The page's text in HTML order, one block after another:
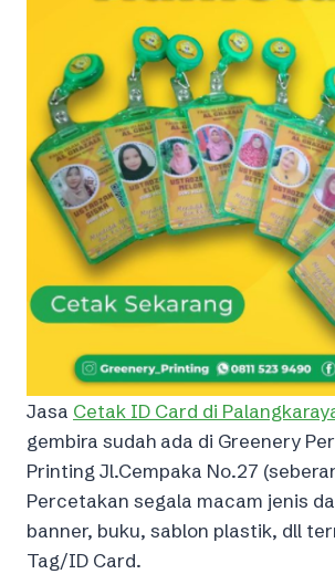
Jasa Cetak ID Card di
gembira sudah ada di Greenery
Printing Jl.Cempaka No.27
Percetakan segala macam jenis
banner, buku, sablon plastik, dll
Tag/ID Card.